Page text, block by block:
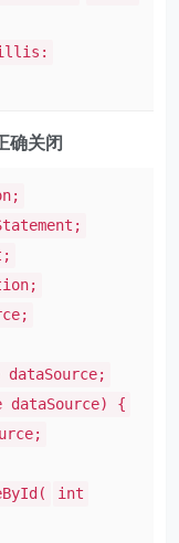
确关闭
dataSource;
dataSource) {
int